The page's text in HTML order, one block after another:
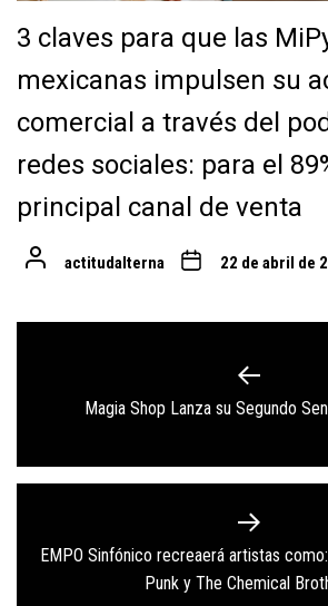
3 claves para que las
mexicanas impulsen su
comercial a través del
redes sociales: para el
principal canal de venta
actitudalterna 22 de abril de
entradas
Previous
Magia Shop Lanza su Segundo
Next
post:
EMPO Sinfónico recreaerá artistas
Punk y The Chemical